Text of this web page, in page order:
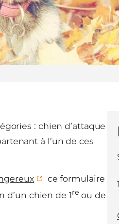
: chien d’attaque
à l’un de ces
ce formulaire
chien de 1re ou de